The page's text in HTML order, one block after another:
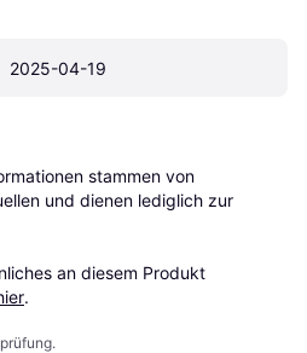
2025-04-19
stammen von
und dienen lediglich zur
an diesem Produkt
.